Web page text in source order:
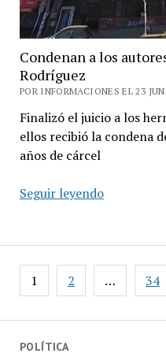
POLÍTICA
Condenan a los
Rodríguez
POR INFORMACIONES EL 23
Finalizó el juicio a los
ellos recibió la condena
años de cárcel
Seguir leyendoCondenan
autores
del
crimen
Zaira
Paginación
de
1 2 … 34